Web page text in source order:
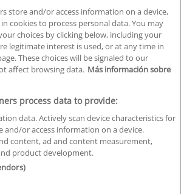
Centros
Orientación
Quiénes somos
Contacta
Aviso Legal
Política de Privacidad
Política de Cookies
Canal Ético
store and/or access information on a device,
cookies to process personal data. You may
choices by clicking below, including your
legitimate interest is used, or at any time in
These choices will be signaled to our
affect browsing data. Más información sobre
process data to provide:
data. Actively scan device characteristics for
and/or access information on a device.
content, ad and content measurement,
product development.